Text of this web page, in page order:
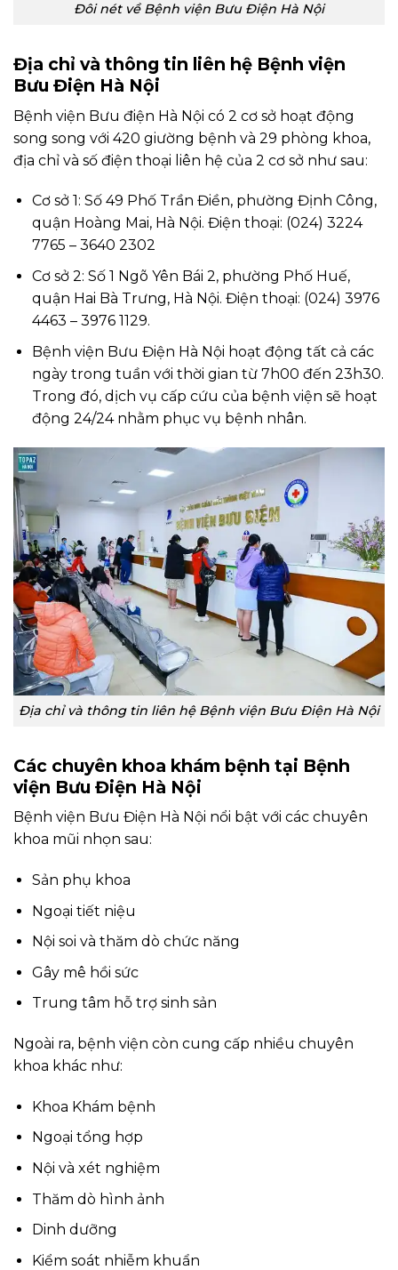
Đôi nét về Bệnh viện Bưu Điện Hà Nội
Địa chỉ và thông tin liên hệ Bệnh viện
Bưu Điện Hà Nội
Bệnh viện Bưu điện Hà Nội có 2 cơ sở hoạt động
song song với 420 giường bệnh và 29 phòng khoa,
địa chỉ và số điện thoại liên hệ của 2 cơ sở như sau:
Cơ sở 1: Số 49 Phố Trần Điền, phường Định Công,
quận Hoàng Mai, Hà Nội. Điện thoại: (024) 3224
7765 – 3640 2302
Cơ sở 2: Số 1 Ngõ Yên Bái 2, phường Phố Huế,
quận Hai Bà Trưng, Hà Nội. Điện thoại: (024) 3976
4463 – 3976 1129.
Bệnh viện Bưu Điện Hà Nội hoạt động tất cả các
ngày trong tuần với thời gian từ 7h00 đến 23h30.
Trong đó, dịch vụ cấp cứu của bệnh viện sẽ hoạt
động 24/24 nhằm phục vụ bệnh nhân.
Địa chỉ và thông tin liên hệ Bệnh viện Bưu Điện Hà Nội
Các chuyên khoa khám bệnh tại Bệnh
viện Bưu Điện Hà Nội
Bệnh viện Bưu Điện Hà Nội nổi bật với các chuyên
khoa mũi nhọn sau:
Sản phụ khoa
Ngoại tiết niệu
Nội soi và thăm dò chức năng
Gây mê hồi sức
Trung tâm hỗ trợ sinh sản
Ngoài ra, bệnh viện còn cung cấp nhiều chuyên
khoa khác như:
Khoa Khám bệnh
Ngoại tổng hợp
Nội và xét nghiệm
Thăm dò hình ảnh
Dinh dưỡng
Kiểm soát nhiễm khuẩn